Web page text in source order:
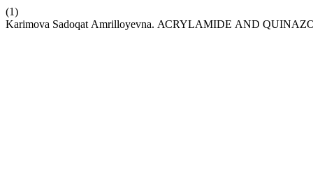
(1)
Kаrimоvа Sаdоqаt Аmrillоyеvnа. АСRYLАMIDЕ АND